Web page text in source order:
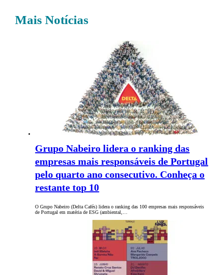
Mais Notícias
Grupo Nabeiro lidera o ranking das
empresas mais responsáveis de Portugal
pelo quarto ano consecutivo. Conheça o
restante top 10
O Grupo Nabeiro (Delta Cafés) lidera o ranking das 100 empresas mais responsáveis
de Portugal em matéria de ESG (ambiental,…